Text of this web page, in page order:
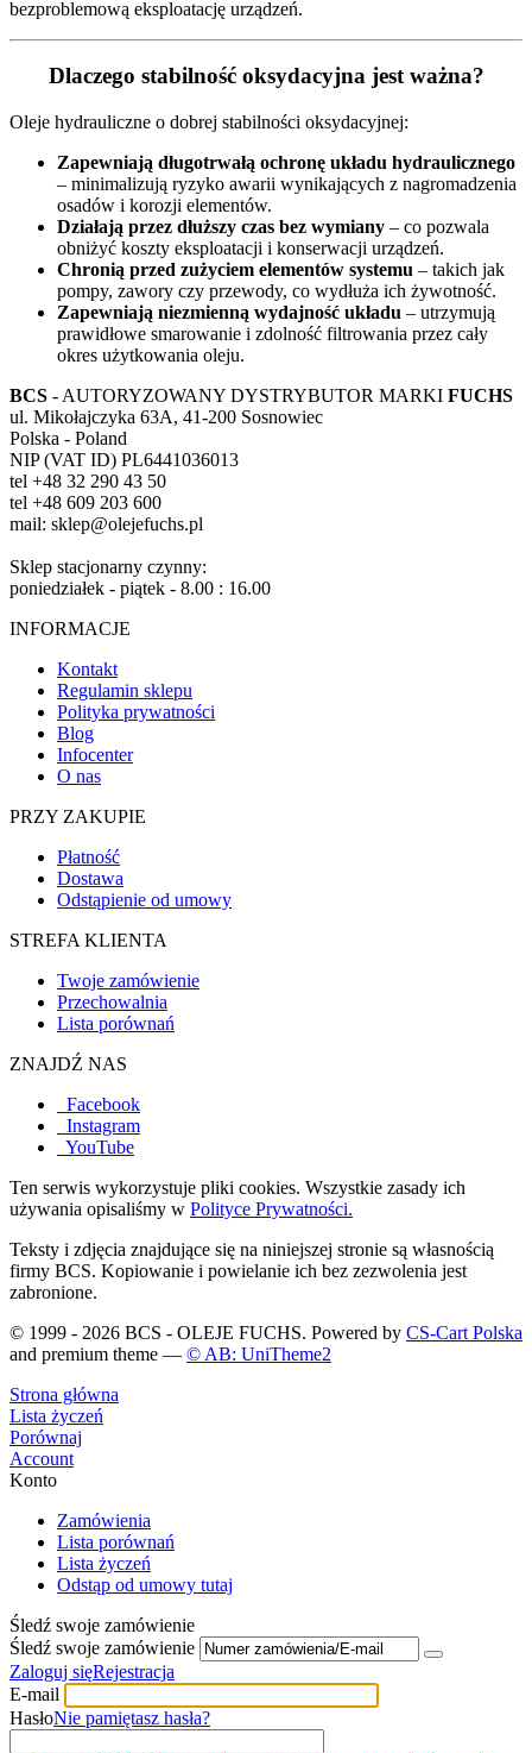
bezproblemową eksploatację urządzeń.
Dlaczego stabilność oksydacyjna jest ważna?
Oleje hydrauliczne o dobrej stabilności oksydacyjnej:
Zapewniają długotrwałą ochronę układu hydraulicznego
– minimalizują ryzyko awarii wynikających z nagromadzenia
osadów i korozji elementów.
Działają przez dłuższy czas bez wymiany – co pozwala
obniżyć koszty eksploatacji i konserwacji urządzeń.
Chronią przed zużyciem elementów systemu – takich jak
pompy, zawory czy przewody, co wydłuża ich żywotność.
Zapewniają niezmienną wydajność układu – utrzymują
prawidłowe smarowanie i zdolność filtrowania przez cały
okres użytkowania oleju.
BCS - AUTORYZOWANY DYSTRYBUTOR MARKI FUCHS
ul. Mikołajczyka 63A, 41-200 Sosnowiec
Polska - Poland
NIP (VAT ID) PL6441036013
tel +48 32 290 43 50
tel +48 609 203 600
mail: sklep@olejefuchs.pl
Sklep stacjonarny czynny:
poniedziałek - piątek - 8.00 : 16.00
INFORMACJE
Kontakt
Regulamin sklepu
Polityka prywatności
Blog
Infocenter
O nas
PRZY ZAKUPIE
Płatność
Dostawa
Odstąpienie od umowy
STREFA KLIENTA
Twoje zamówienie
Przechowalnia
Lista porównań
ZNAJDŹ NAS
Facebook
Instagram
YouTube
Ten serwis wykorzystuje pliki cookies. Wszystkie zasady ich
używania opisaliśmy w Polityce Prywatności.
Teksty i zdjęcia znajdujące się na niniejszej stronie są własnością
firmy BCS. Kopiowanie i powielanie ich bez zezwolenia jest
zabronione.
© 1999 - 2026 BCS - OLEJE FUCHS. Powered by CS-Cart Polska
and premium theme — © AB: UniTheme2
Strona główna
Lista życzeń
Porównaj
Account
Konto
Zamówienia
Lista porównań
Lista życzeń
Odstąp od umowy tutaj
Śledź swoje zamówienie
Śledź swoje zamówienie
Zaloguj sięRejestracja
E-mail
HasłoNie pamiętasz hasła?